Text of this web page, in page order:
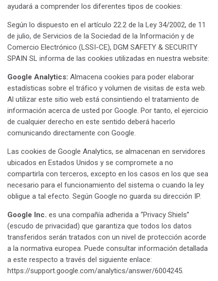
ayudará a comprender los diferentes tipos de cookies:
Según lo dispuesto en el artículo 22.2 de la Ley 34/2002, de 11
de julio, de Servicios de la Sociedad de la Información y de
Comercio Electrónico (LSSI-CE), DGM SAFETY & SECURITY
SPAIN SL informa de las cookies utilizadas en nuestra website:
Google Analytics: Almacena cookies para poder elaborar
estadísticas sobre el tráfico y volumen de visitas de esta web.
Al utilizar este sitio web está consintiendo el tratamiento de
información acerca de usted por Google. Por tanto, el ejercicio
de cualquier derecho en este sentido deberá hacerlo
comunicando directamente con Google.
Las cookies de Google Analytics, se almacenan en servidores
ubicados en Estados Unidos y se compromete a no
compartirla con terceros, excepto en los casos en los que sea
necesario para el funcionamiento del sistema o cuando la ley
obligue a tal efecto. Según Google no guarda su dirección IP.
Google Inc. es una compañía adherida a “Privacy Shiels”
(escudo de privacidad) que garantiza que todos los datos
transferidos serán tratados con un nivel de protección acorde
a la normativa europea. Puede consultar información detallada
a este respecto a través del siguiente enlace:
https://support.google.com/analytics/answer/6004245.